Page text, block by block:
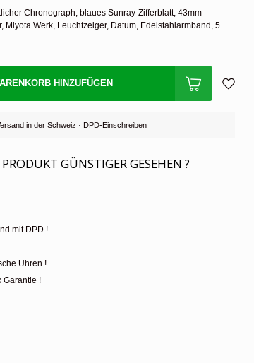
Chronograph, blaues Sunray-Zifferblatt, 43mm
Miyota Werk, Leuchtzeiger, Datum, Edelstahlarmband, 5
HINZUFÜGEN
in der Schweiz · DPD-Einschreiben
GÜNSTIGER GESEHEN ?
mit DPD !
Uhren !
Garantie !